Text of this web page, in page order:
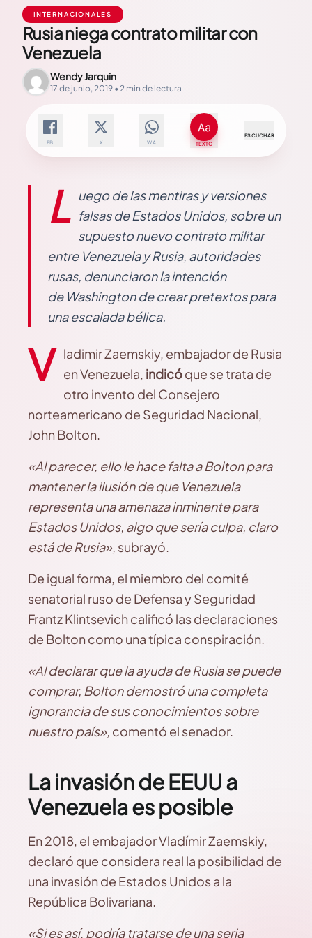
INTERNACIONALES
Rusia niega contrato militar con
Venezuela
Wendy Jarquin
17 de junio, 2019 • 2 min de lectura
FB X WA TEXTO
ESCUCHAR
L
uego de las mentiras y versiones
falsas de Estados Unidos, sobre un
supuesto nuevo contrato militar
entre Venezuela y Rusia, autoridades
rusas, denunciaron la intención
de Washington de crear pretextos para
una escalada bélica.
V ladimir Zaemskiy, embajador de Rusia
en Venezuela, indicóque se trata de
otro invento del Consejero
norteamericano de Seguridad Nacional,
John Bolton.
«Al parecer, ello le hace falta a Bolton para
mantener la ilusión de que Venezuela
representa una amenaza inminente para
Estados Unidos, algo que sería culpa, claro
está de Rusia», subrayó.
De igual forma, el miembro del comité
senatorial ruso de Defensa y Seguridad
Frantz Klintsevich calificó las declaraciones
de Bolton como una típica conspiración.
«Al declarar que la ayuda de Rusia se puede
comprar, Bolton demostró una completa
ignorancia de sus conocimientos sobre
nuestro país», comentó el senador.
La invasión de EEUU a
Venezuela es posible
En 2018, el embajador Vladímir Zaemskiy,
declaró que considera real la posibilidad de
una invasión de Estados Unidos a la
República Bolivariana.
«Si es así, podría tratarse de una seria